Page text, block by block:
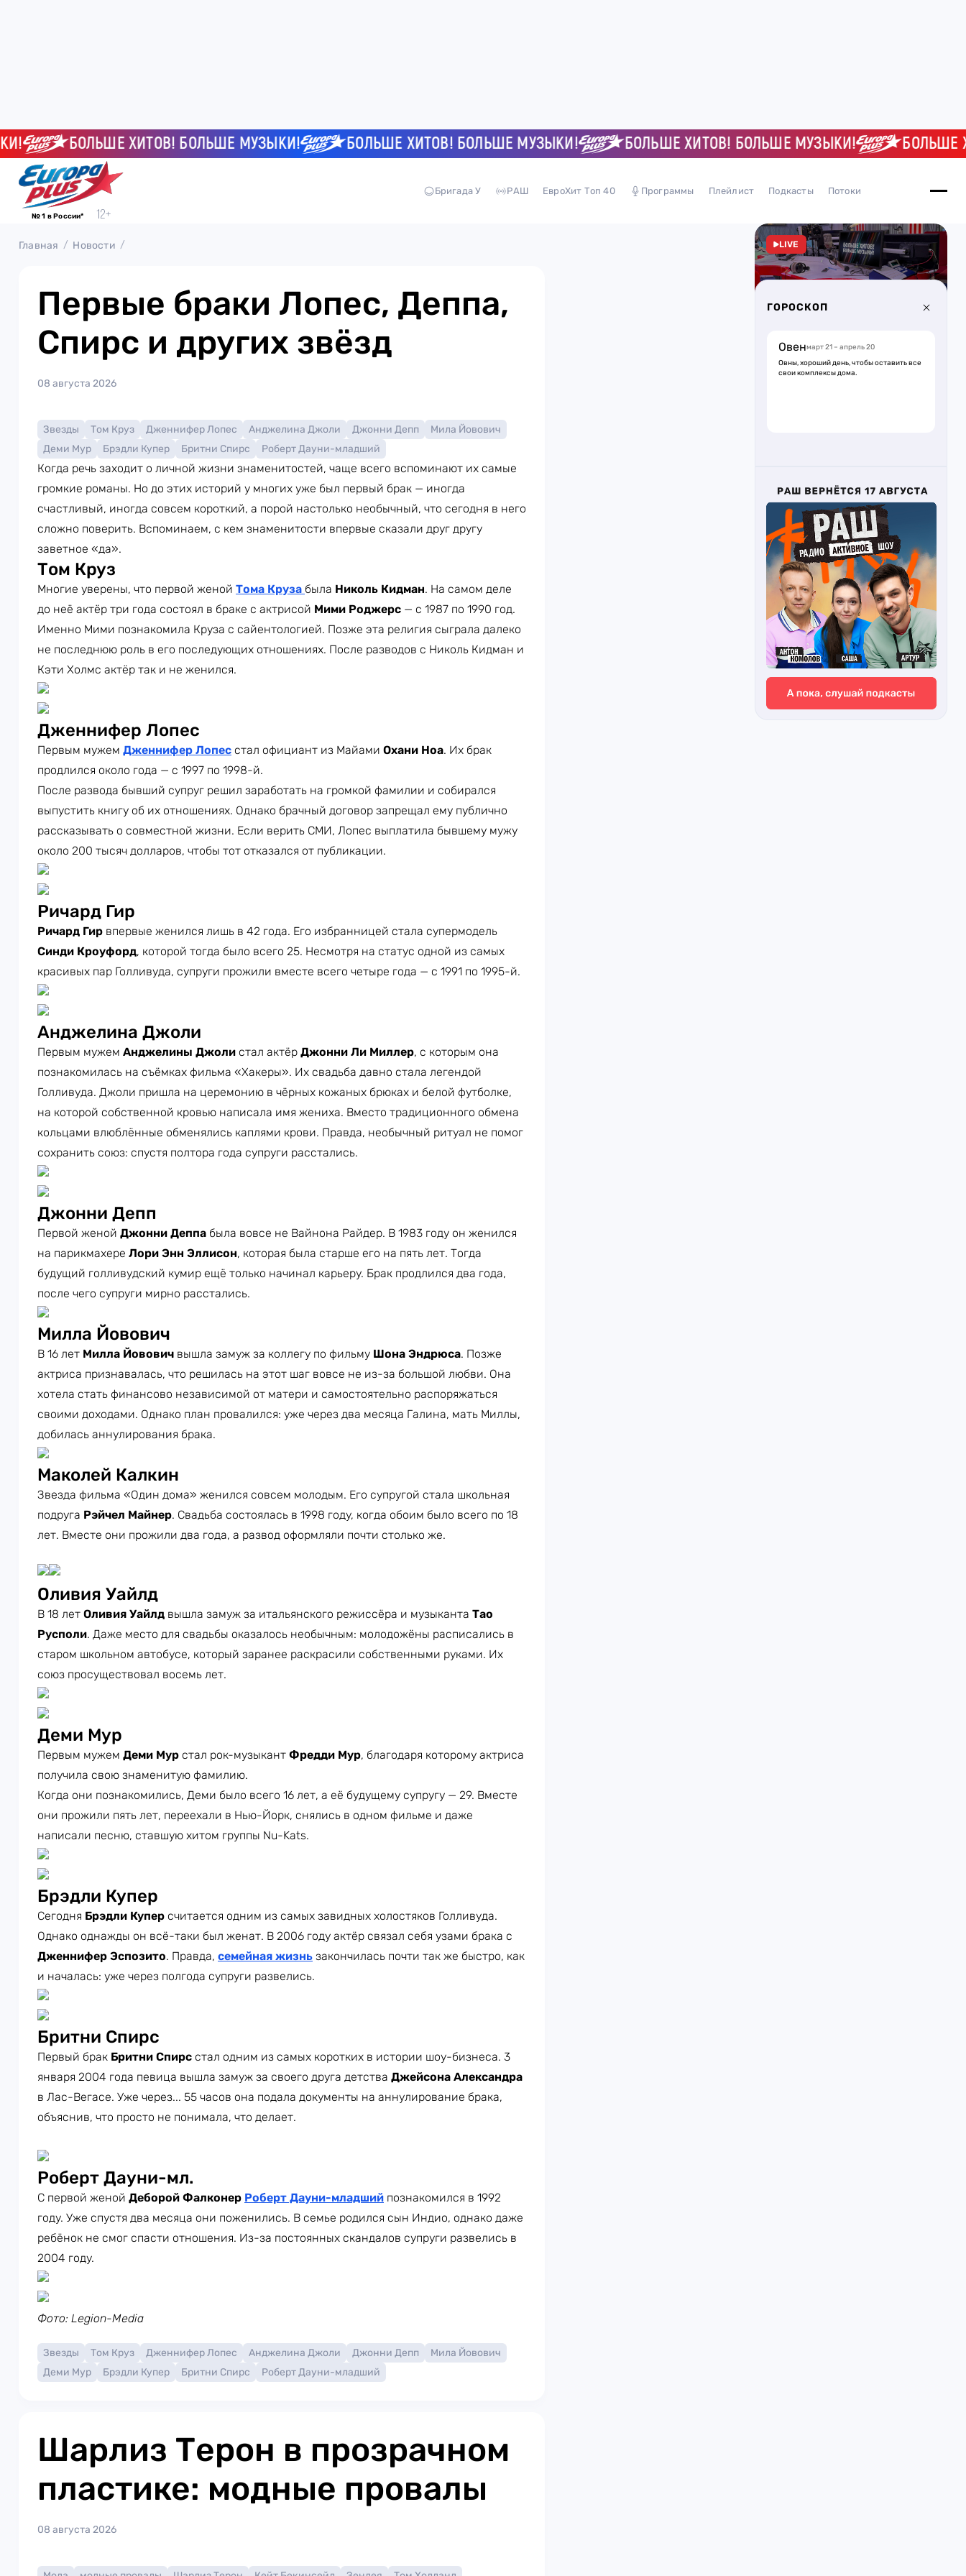
БОЛЬШЕ ХИТОВ! БОЛЬШЕ МУЗЫКИ! БОЛЬШЕ ХИТОВ! БОЛЬШЕ МУЗЫКИ! БОЛЬШЕ ХИТОВ! БОЛЬШЕ МУЗЫКИ! БОЛЬШЕ
№ 1 в России*
Бригада У РАШ ЕвроХит Топ 40 Программы Плейлист Подкасты Потоки
Главная Новости
Первые браки Лопес, Деппа,
Спирс и других звёзд
08 августа 2026
Звезды Том Круз Дженнифер Лопес Анджелина Джоли Джонни Депп
Мила Йовович
Деми Мур
Брэдли Купер Бритни Спирс Роберт Дауни-младший
Когда речь заходит о личной жизни знаменитостей, чаще всего вспоминают их самые
громкие романы. Но до этих историй у многих уже был первый брак — иногда
счастливый, иногда совсем короткий, а порой настолько необычный, что сегодня в него
сложно поверить. Вспоминаем, с кем знаменитости впервые сказали друг другу
заветное «да».
Том Круз
Многие уверены, что первой женой Тома Круза была Николь Кидман. На самом деле
до неё актёр три года состоял в браке с актрисой Мими Роджерс — с 1987 по 1990 год.
Именно Мими познакомила Круза с сайентологией. Позже эта религия сыграла далеко
не последнюю роль в его последующих отношениях. После разводов с Николь Кидман и
Кэти Холмс актёр так и не женился.
Дженнифер Лопес
Первым мужем Дженнифер Лопес стал официант из Майами Охани Ноа. Их брак
продлился около года — с 1997 по 1998-й.
После развода бывший супруг решил заработать на громкой фамилии и собирался
выпустить книгу об их отношениях. Однако брачный договор запрещал ему публично
рассказывать о совместной жизни. Если верить СМИ, Лопес выплатила бывшему мужу
около 200 тысяч долларов, чтобы тот отказался от публикации.
Ричард Гир
Ричард Гир впервые женился лишь в 42 года. Его избранницей стала супермодель
Синди Кроуфорд, которой тогда было всего 25. Несмотря на статус одной из самых
красивых пар Голливуда, супруги прожили вместе всего четыре года — с 1991 по 1995-й.
Анджелина Джоли
Первым мужем Анджелины Джоли стал актёр Джонни Ли Миллер, с которым она
познакомилась на съёмках фильма «Хакеры». Их свадьба давно стала легендой
Голливуда. Джоли пришла на церемонию в чёрных кожаных брюках и белой футболке,
на которой собственной кровью написала имя жениха. Вместо традиционного обмена
кольцами влюблённые обменялись каплями крови. Правда, необычный ритуал не помог
сохранить союз: спустя полтора года супруги расстались.
Джонни Депп
Первой женой Джонни Деппа была вовсе не Вайнона Райдер. В 1983 году он женился
на парикмахере Лори Энн Эллисон, которая была старше его на пять лет. Тогда
будущий голливудский кумир ещё только начинал карьеру. Брак продлился два года,
после чего супруги мирно расстались.
Милла Йовович
В 16 лет Милла Йовович вышла замуж за коллегу по фильму Шона Эндрюса. Позже
актриса признавалась, что решилась на этот шаг вовсе не из-за большой любви. Она
хотела стать финансово независимой от матери и самостоятельно распоряжаться
своими доходами. Однако план провалился: уже через два месяца Галина, мать Миллы,
добилась аннулирования брака.
Маколей Калкин
Звезда фильма «Один дома» женился совсем молодым. Его супругой стала школьная
подруга Рэйчел Майнер. Свадьба состоялась в 1998 году, когда обоим было всего по 18
лет. Вместе они прожили два года, а развод оформляли почти столько же.
Оливия Уайлд
В 18 лет Оливия Уайлд вышла замуж за итальянского режиссёра и музыканта Тао
Русполи. Даже место для свадьбы оказалось необычным: молодожёны расписались в
старом школьном автобусе, который заранее раскрасили собственными руками. Их
союз просуществовал восемь лет.
Деми Мур
Первым мужем Деми Мур стал рок-музыкант Фредди Мур, благодаря которому актриса
получила свою знаменитую фамилию.
Когда они познакомились, Деми было всего 16 лет, а её будущему супругу — 29. Вместе
они прожили пять лет, переехали в Нью-Йорк, снялись в одном фильме и даже
написали песню, ставшую хитом группы Nu-Kats.
Брэдли Купер
Сегодня Брэдли Купер считается одним из самых завидных холостяков Голливуда.
Однако однажды он всё-таки был женат. В 2006 году актёр связал себя узами брака с
Дженнифер Эспозито. Правда, семейная жизнь закончилась почти так же быстро, как
и началась: уже через полгода супруги развелись.
Бритни Спирс
Первый брак Бритни Спирс стал одним из самых коротких в истории шоу-бизнеса. 3
января 2004 года певица вышла замуж за своего друга детства Джейсона Александра
в Лас-Вегасе. Уже через... 55 часов она подала документы на аннулирование брака,
объяснив, что просто не понимала, что делает.
Роберт Дауни-мл.
С первой женой Деборой Фалконер Роберт Дауни-младший познакомился в 1992
году. Уже спустя два месяца они поженились. В семье родился сын Индио, однако даже
ребёнок не смог спасти отношения. Из-за постоянных скандалов супруги развелись в
2004 году.
Фото: Legion-Media
Звезды Том Круз Дженнифер Лопес Анджелина Джоли Джонни Депп
Мила Йовович
Деми Мур
Брэдли Купер Бритни Спирс Роберт Дауни-младший
Шарлиз Терон в прозрачном
пластике: модные провалы
08 августа 2026
LIVE
ГОРОСКОП
Овенмарт 21 – апрель 20
Овны, хороший день, чтобы оставить все
свои комплексы дома.